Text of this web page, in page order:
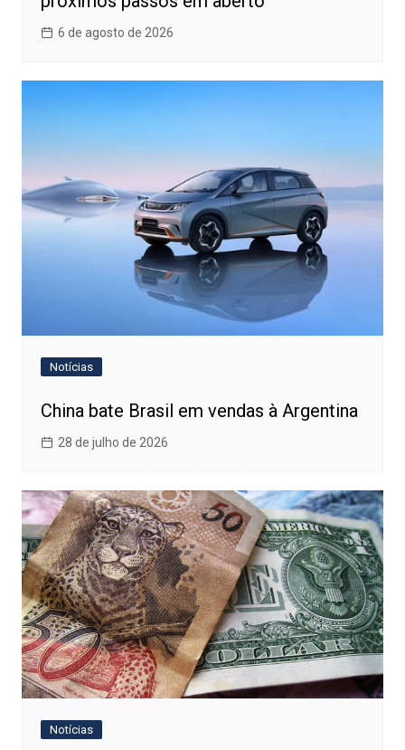
6 de agosto de 2026
Notícias
China bate Brasil em vendas à Argentina
28 de julho de 2026
Notícias